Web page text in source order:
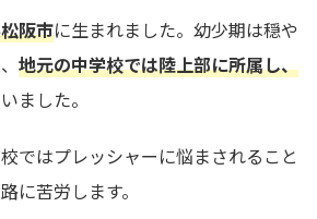
阪市に生まれました。幼少期は穏や
地元の中学校では陸上部に所属し、
ました。
ではプレッシャーに悩まされること
に苦労します。